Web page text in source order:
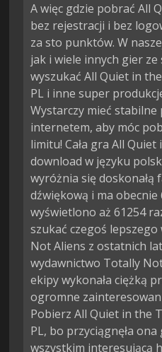
A więc gdzie pobrać All
bez rejestracji i bez
za sto punktów. W
jak i wiele innych gier
wyszukać All Quiet in
PL i inne super
Wystarczy mieć stabilne
internetem, aby móc
limitu! Cała gra All
download w języku
wyróżnia się doskonałą
dźwiękową i ma
wyświetlono aż 61254
szukać czegoś
Not Aliens z ostatnich
wydawnictwo Totally
ekipy wykonała ciężką
ogromne
Pobierz All Quiet in the
PL, bo przyciągnęła
wszystkim interesującą